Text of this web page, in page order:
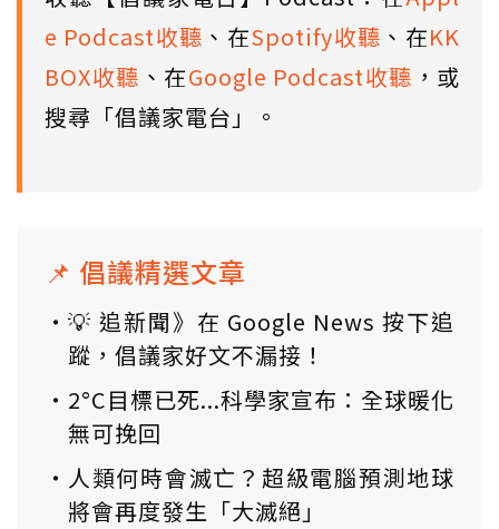
e Podcast收聽 、在Spotify收聽 、在KK
BOX收聽 、在Google Podcast收聽 ，或
搜尋「倡議家電台」。
📌 倡議精選文章
💡 追新聞》在 Google News 按下追
蹤，倡議家好文不漏接！
2°C目標已死...科學家宣布：全球暖化
無可挽回
人類何時會滅亡？超級電腦預測地球
將會再度發生「大滅絕」